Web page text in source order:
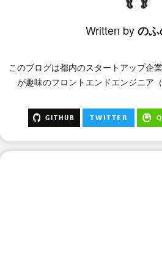
Written byのふ
このブログは都内のスタートアップ企
が趣味のフロントエンドエンジニア（